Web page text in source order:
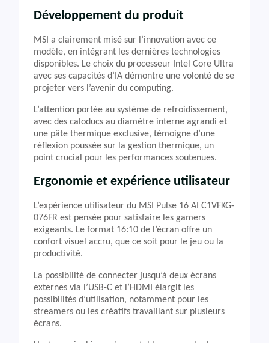
Développement du produit
MSI a clairement misé sur l’innovation avec ce
modèle, en intégrant les dernières technologies
disponibles. Le choix du processeur Intel Core Ultra
avec ses capacités d’IA démontre une volonté de se
projeter vers l’avenir du computing.
L’attention portée au système de refroidissement,
avec des caloducs au diamètre interne agrandi et
une pâte thermique exclusive, témoigne d’une
réflexion poussée sur la gestion thermique, un
point crucial pour les performances soutenues.
Ergonomie et expérience utilisateur
L’expérience utilisateur du MSI Pulse 16 AI C1VFKG-
076FR est pensée pour satisfaire les gamers
exigeants. Le format 16:10 de l’écran offre un
confort visuel accru, que ce soit pour le jeu ou la
productivité.
La possibilité de connecter jusqu’à deux écrans
externes via l’USB-C et l’HDMI élargit les
possibilités d’utilisation, notamment pour les
streamers ou les créatifs travaillant sur plusieurs
écrans.